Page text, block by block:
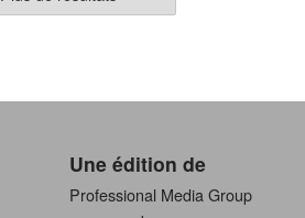
Une édition de
Professional Media Group